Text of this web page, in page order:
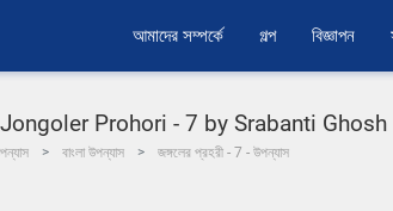
আমাদের সম্পর্কে গল্প বিজ্ঞাপন
Prohori - 7 by Srabanti Ghosh
বাংলা উপন্যাস জঙ্গলের প্রহরী - 7 - উপন্যাস